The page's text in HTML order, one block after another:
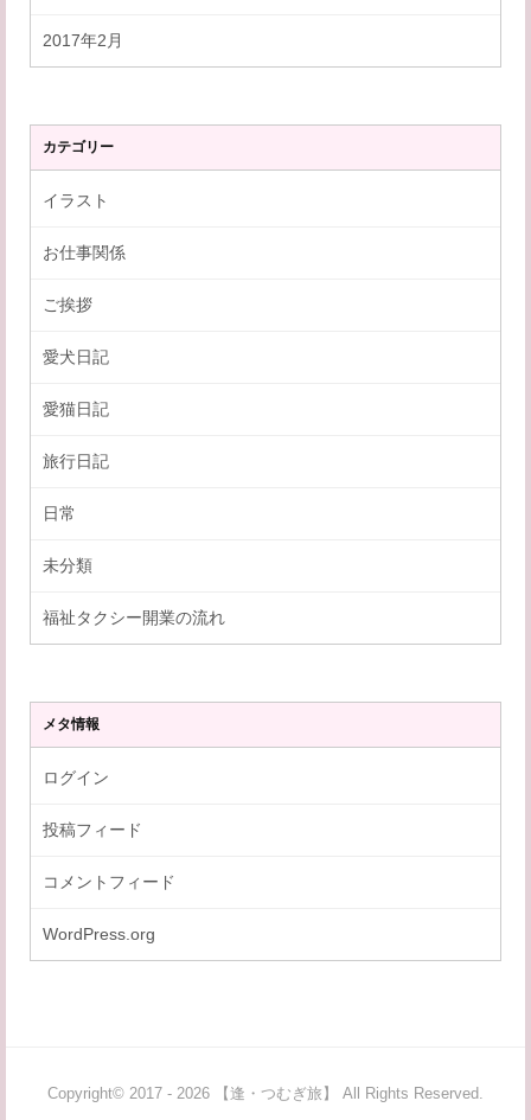
2017年2月
カテゴリー
イラスト
お仕事関係
ご挨拶
愛犬日記
愛猫日記
旅行日記
日常
未分類
福祉タクシー開業の流れ
メタ情報
ログイン
投稿フィード
コメントフィード
WordPress.org
Copyright© 2017 - 2026 【逢・つむぎ旅】 All Rights Reserved.